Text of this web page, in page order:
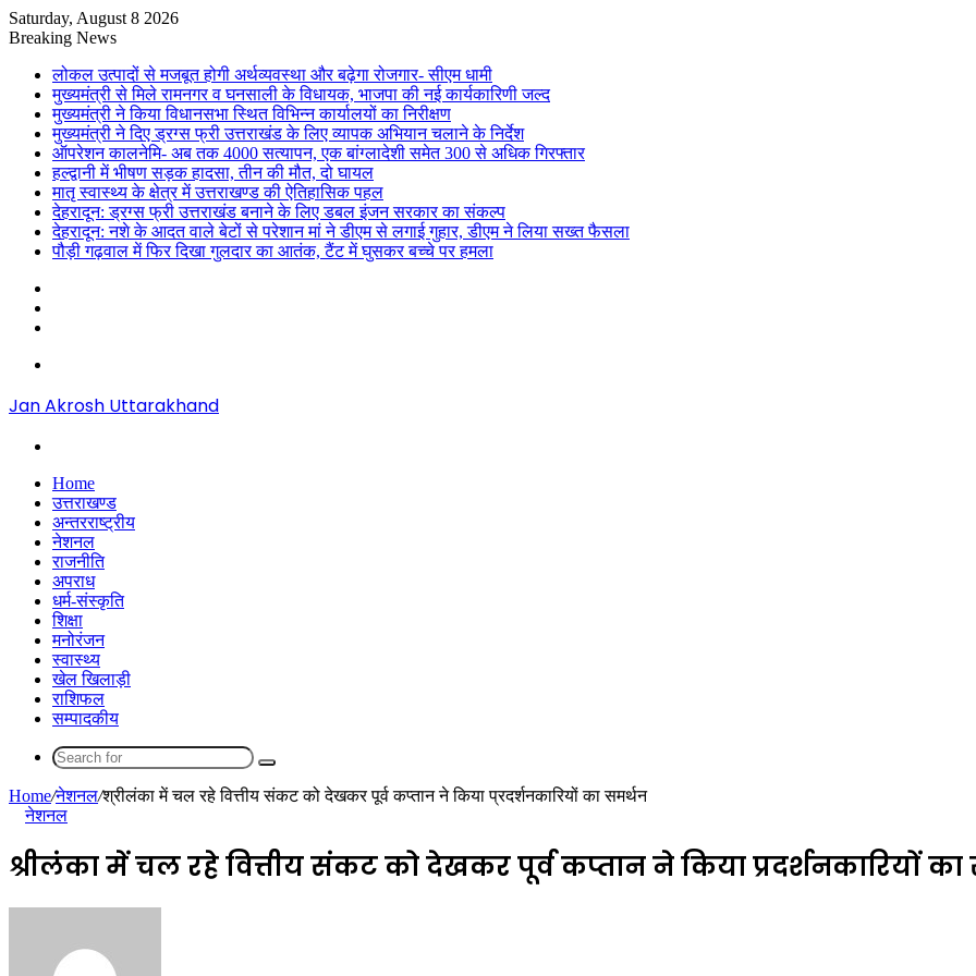
Saturday, August 8 2026
Breaking News
लोकल उत्पादों से मजबूत होगी अर्थव्यवस्था और बढ़ेगा रोजगार- सीएम धामी
मुख्यमंत्री से मिले रामनगर व घनसाली के विधायक, भाजपा की नई कार्यकारिणी जल्द
मुख्यमंत्री ने किया विधानसभा स्थित विभिन्न कार्यालयों का निरीक्षण
मुख्यमंत्री ने दिए ड्रग्स फ्री उत्तराखंड के लिए व्यापक अभियान चलाने के निर्देश
ऑपरेशन कालनेमि- अब तक 4000 सत्यापन, एक बांग्लादेशी समेत 300 से अधिक गिरफ्तार
हल्द्वानी में भीषण सड़क हादसा, तीन की मौत, दो घायल
मातृ स्वास्थ्य के क्षेत्र में उत्तराखण्ड की ऐतिहासिक पहल
देहरादून: ड्रग्स फ्री उत्तराखंड बनाने के लिए डबल इंजन सरकार का संकल्प
देहरादून: नशे के आदत वाले बेटों से परेशान मां ने डीएम से लगाई गुहार, डीएम ने लिया सख्त फैसला
पौड़ी गढ़वाल में फिर दिखा गुलदार का आतंक, टैंट में घुसकर बच्चे पर हमला
Jan Akrosh Uttarakhand
Home
उत्तराखण्ड
अन्तरराष्ट्रीय
नेशनल
राजनीति
अपराध
धर्म-संस्कृति
शिक्षा
मनोरंजन
स्वास्थ्य
खेल खिलाड़ी
राशिफल
सम्पादकीय
Search
for
Home/नेशनल/श्रीलंका में चल रहे वित्तीय संकट को देखकर पूर्व कप्तान ने किया प्रदर्शनकारियों का समर्थन
नेशनल
श्रीलंका में चल रहे वित्तीय संकट को देखकर पूर्व कप्तान ने किया प्रदर्शनकारियों